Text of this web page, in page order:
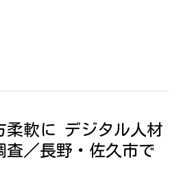
柔軟に デジタル人材
査／長野・佐久市で